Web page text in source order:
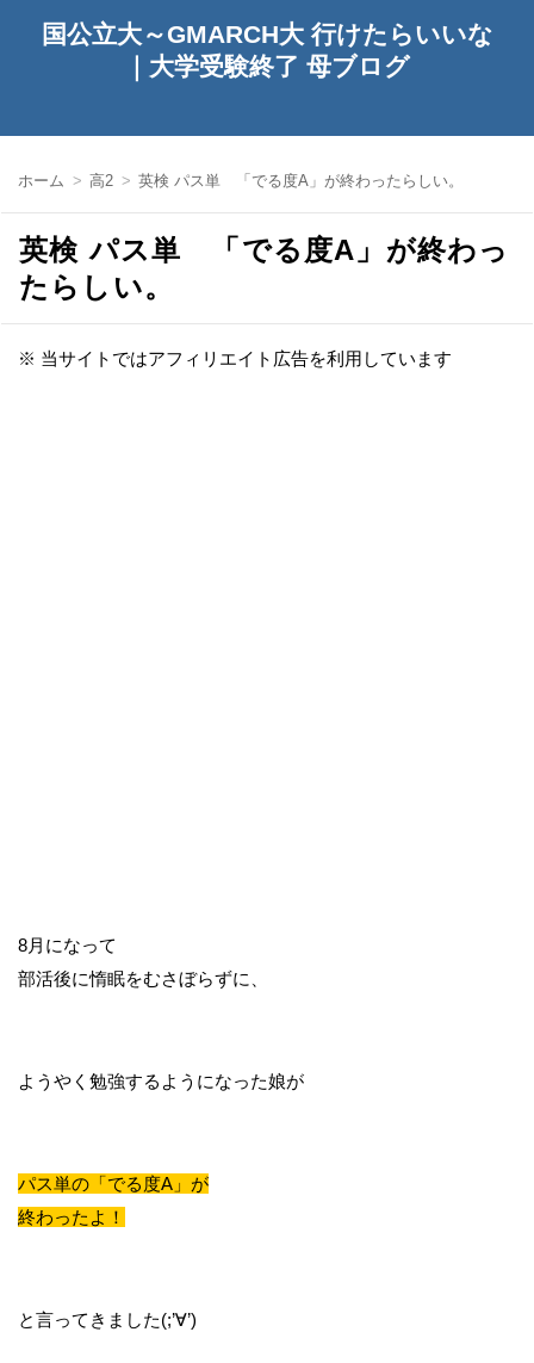
国公立大～GMARCH大 行けたらいいな
｜大学受験終了 母ブログ
ホーム 高2 英検 パス単 「でる度A」が終わったらしい。
英検 パス単 「でる度A」が終わっ
たらしい。
※ 当サイトではアフィリエイト広告を利用しています
8月になって
部活後に惰眠をむさぼらずに、
ようやく勉強するようになった娘が
パス単の「でる度A」が
終わったよ！
と言ってきました(;’∀’)